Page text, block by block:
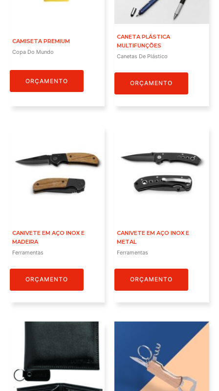
CAMISETA PREMIUM
Copa Do Mundo
ORÇAMENTO
CANETA PLÁSTICA
MULTIFUNÇÕES
Canetas De Plástico
ORÇAMENTO
CANIVETE EM AÇO INOX E
MADEIRA
Ferramentas
ORÇAMENTO
CANIVETE EM AÇO INOX E
METAL
Ferramentas
ORÇAMENTO